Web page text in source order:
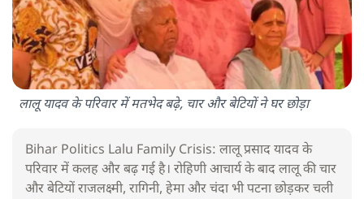
लालू यादव के परिवार में मतभेद बढ़े, चार और बेटियों ने घर छोड़ा
Bihar Politics Lalu Family Crisis: लालू प्रसाद यादव के
परिवार में कलह और बढ़ गई है। रोहिणी आचार्य के बाद लालू की चार
और बेटियों राजलक्ष्मी, रागिनी, हेमा और चंदा भी पटना छोड़कर चली